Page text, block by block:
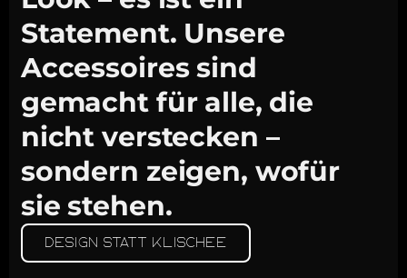
Statement. Unsere
Accessoires sind
gemacht für alle, die
nicht verstecken –
sondern zeigen, wofür
sie stehen.
Design statt Klischee